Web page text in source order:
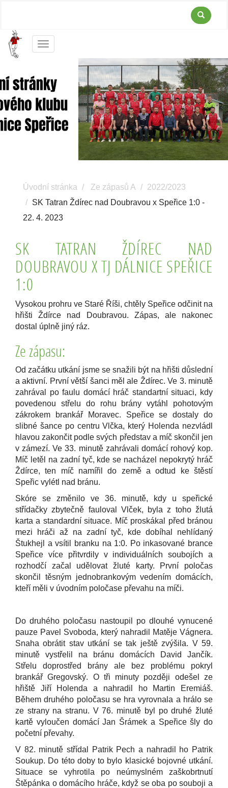
Menu
Úvodní stránka Ze zápasů A
2022/2023
SK Tatran Ždírec nad Doubravou x Speřice 1:0 -
22. 4. 2023
SK TATRAN ŽDÍREC NAD
DOUBRAVOU X TJ DÁLNICE SPEŘICE
1:0
Vysokou prohru ve Staré Říši, chtěly Speřice odčinit na
hřišti Ždírce nad Doubravou. Zápas, ale nakonec
dostal úplně jiný ráz.
Ze zápasu:
Od začátku utkání jsme se snažili být na hřišti důslední
a aktivní. První větší šanci měl ale Ždírec. Ve 3. minutě
zahrával po faulu domácí hráč standartní situaci, kdy
povedenou střelu do rohu brány vytáhl pohotovým
zákrokem brankář Moravec. Speřice se dostaly do
slibné šance po centru Vlčka, který Holenda nezvládl
hlavou zakončit podle svých představ a míč skončil jen
v zámezí. Ve 33. minutě zahrávali domácí rohový kop.
Míč letěl na zadní tyč, kde se nacházel nepokrytý hráč
Ždírce, ten míč namířil do země a odtud ke štěstí
Speřic vylétl nad bránu.
Skóre se změnilo ve 36. minutě, kdy u speřické
střídačky zbytečně fauloval Vlček, byla z toho žlutá
karta a standardní situace. Míč proskákal před bránou
mezi hráči až na zadní tyč, kde dobíhal nehlídaný
Štukhejl a vsítil branku na 1:0. Po inkasované brance
Speřice více přitvrdily v individuálních soubojích a
rozhodčí začal udělovat žluté karty. První poločas
skončil těsným jednobrankovým vedením domácích,
kteří měli v úvodním poločase převahu na míči.
Do druhého poločasu nastoupil po dlouhé vynucené
pauze Pavel Svoboda, který nahradil Matěje Vágnera.
Snaha obrátit stav utkání se tak ještě zvýšila. V 59.
minutě vystřelil na bránu domácích David Jančík.
Střelu doprostřed brány ale bez problému pokryl
brankář Gregovský. O tři minuty později odešel ze
hřiště Jiří Holenda a nahradil ho Martin Eremiáš.
Během druhého poločasu se hra vyrovnala a hrálo se
ze strany na stranu. V 76. minutě byl po druhé žluté
kartě vyloučen domácí Jan Šrámek a Speřice šly do
početní převahy.
V 82. minutě střídal Patrik Pech a nahradil ho Patrik
Soukup. Do této doby to bylo klasické bojovné utkání.
Situace se vyhrotila po neúmyslném zaškobrtnutí
Štěpánka o domácího hráče, když se oba po souboji a